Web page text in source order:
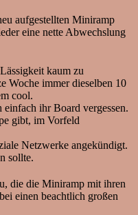
aufgestellten Miniramp
eine nette Abwechslung
kaum zu
Woche immer dieselben 10
cool.
ihr Board vergessen.
gibt, im Vorfeld
Netzwerke angekündigt.
sollte.
die die Miniramp mit ihren
einen beachtlich großen